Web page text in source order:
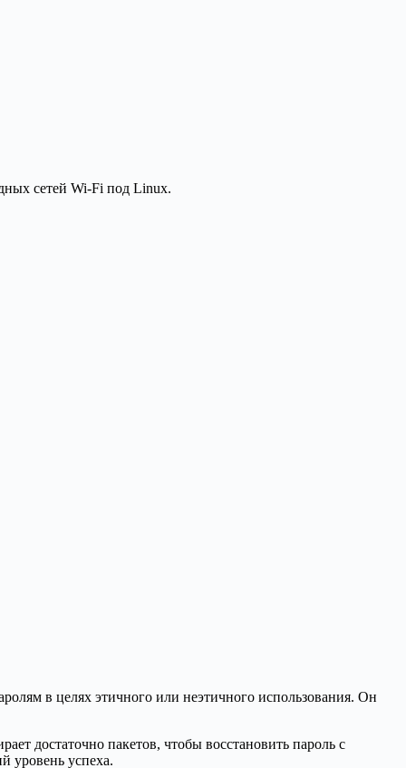
сетей Wi-Fi под Linux.
в целях этичного или неэтичного использования. Он
достаточно пакетов, чтобы восстановить пароль с
уровень успеха.